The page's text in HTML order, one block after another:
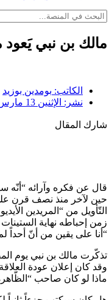
مالك بن نبي
الكاتب: بومدين بوزيد
نشر: الإثنين 13 مارس 2023 [15:14 مساءً] بتوقيت الجزائر
شارك المقال
قال عن فكره وآرائه “أنّه
حين لآخر منذ نصف قرن
التّأويل من “المريدين
زمن إحباطه نهاية
“أنا على يقين من أنّ أحداً
تذكّرت مالك بن نبي يوم
وقد كان إعلان عودة
ماذا لو كان صاحب “الظّاهرة